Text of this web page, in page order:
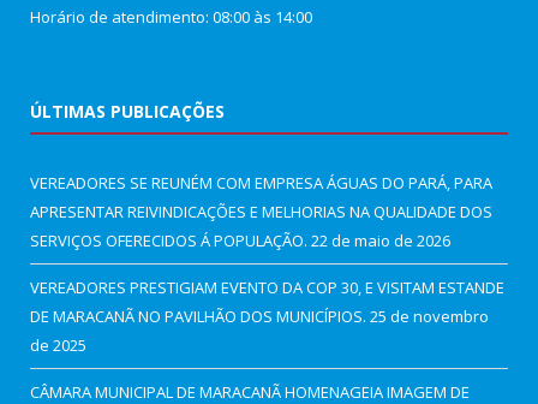
Horário de atendimento: 08:00 às 14:00
ÚLTIMAS PUBLICAÇÕES
VEREADORES SE REUNÉM COM EMPRESA ÁGUAS DO PARÁ, PARA
APRESENTAR REIVINDICAÇÕES E MELHORIAS NA QUALIDADE DOS
SERVIÇOS OFERECIDOS Á POPULAÇÃO. 22 de maio de 2026
VEREADORES PRESTIGIAM EVENTO DA COP 30, E VISITAM ESTANDE
DE MARACANÃ NO PAVILHÃO DOS MUNICÍPIOS. 25 de novembro
de 2025
CÂMARA MUNICIPAL DE MARACANÃ HOMENAGEIA IMAGEM DE